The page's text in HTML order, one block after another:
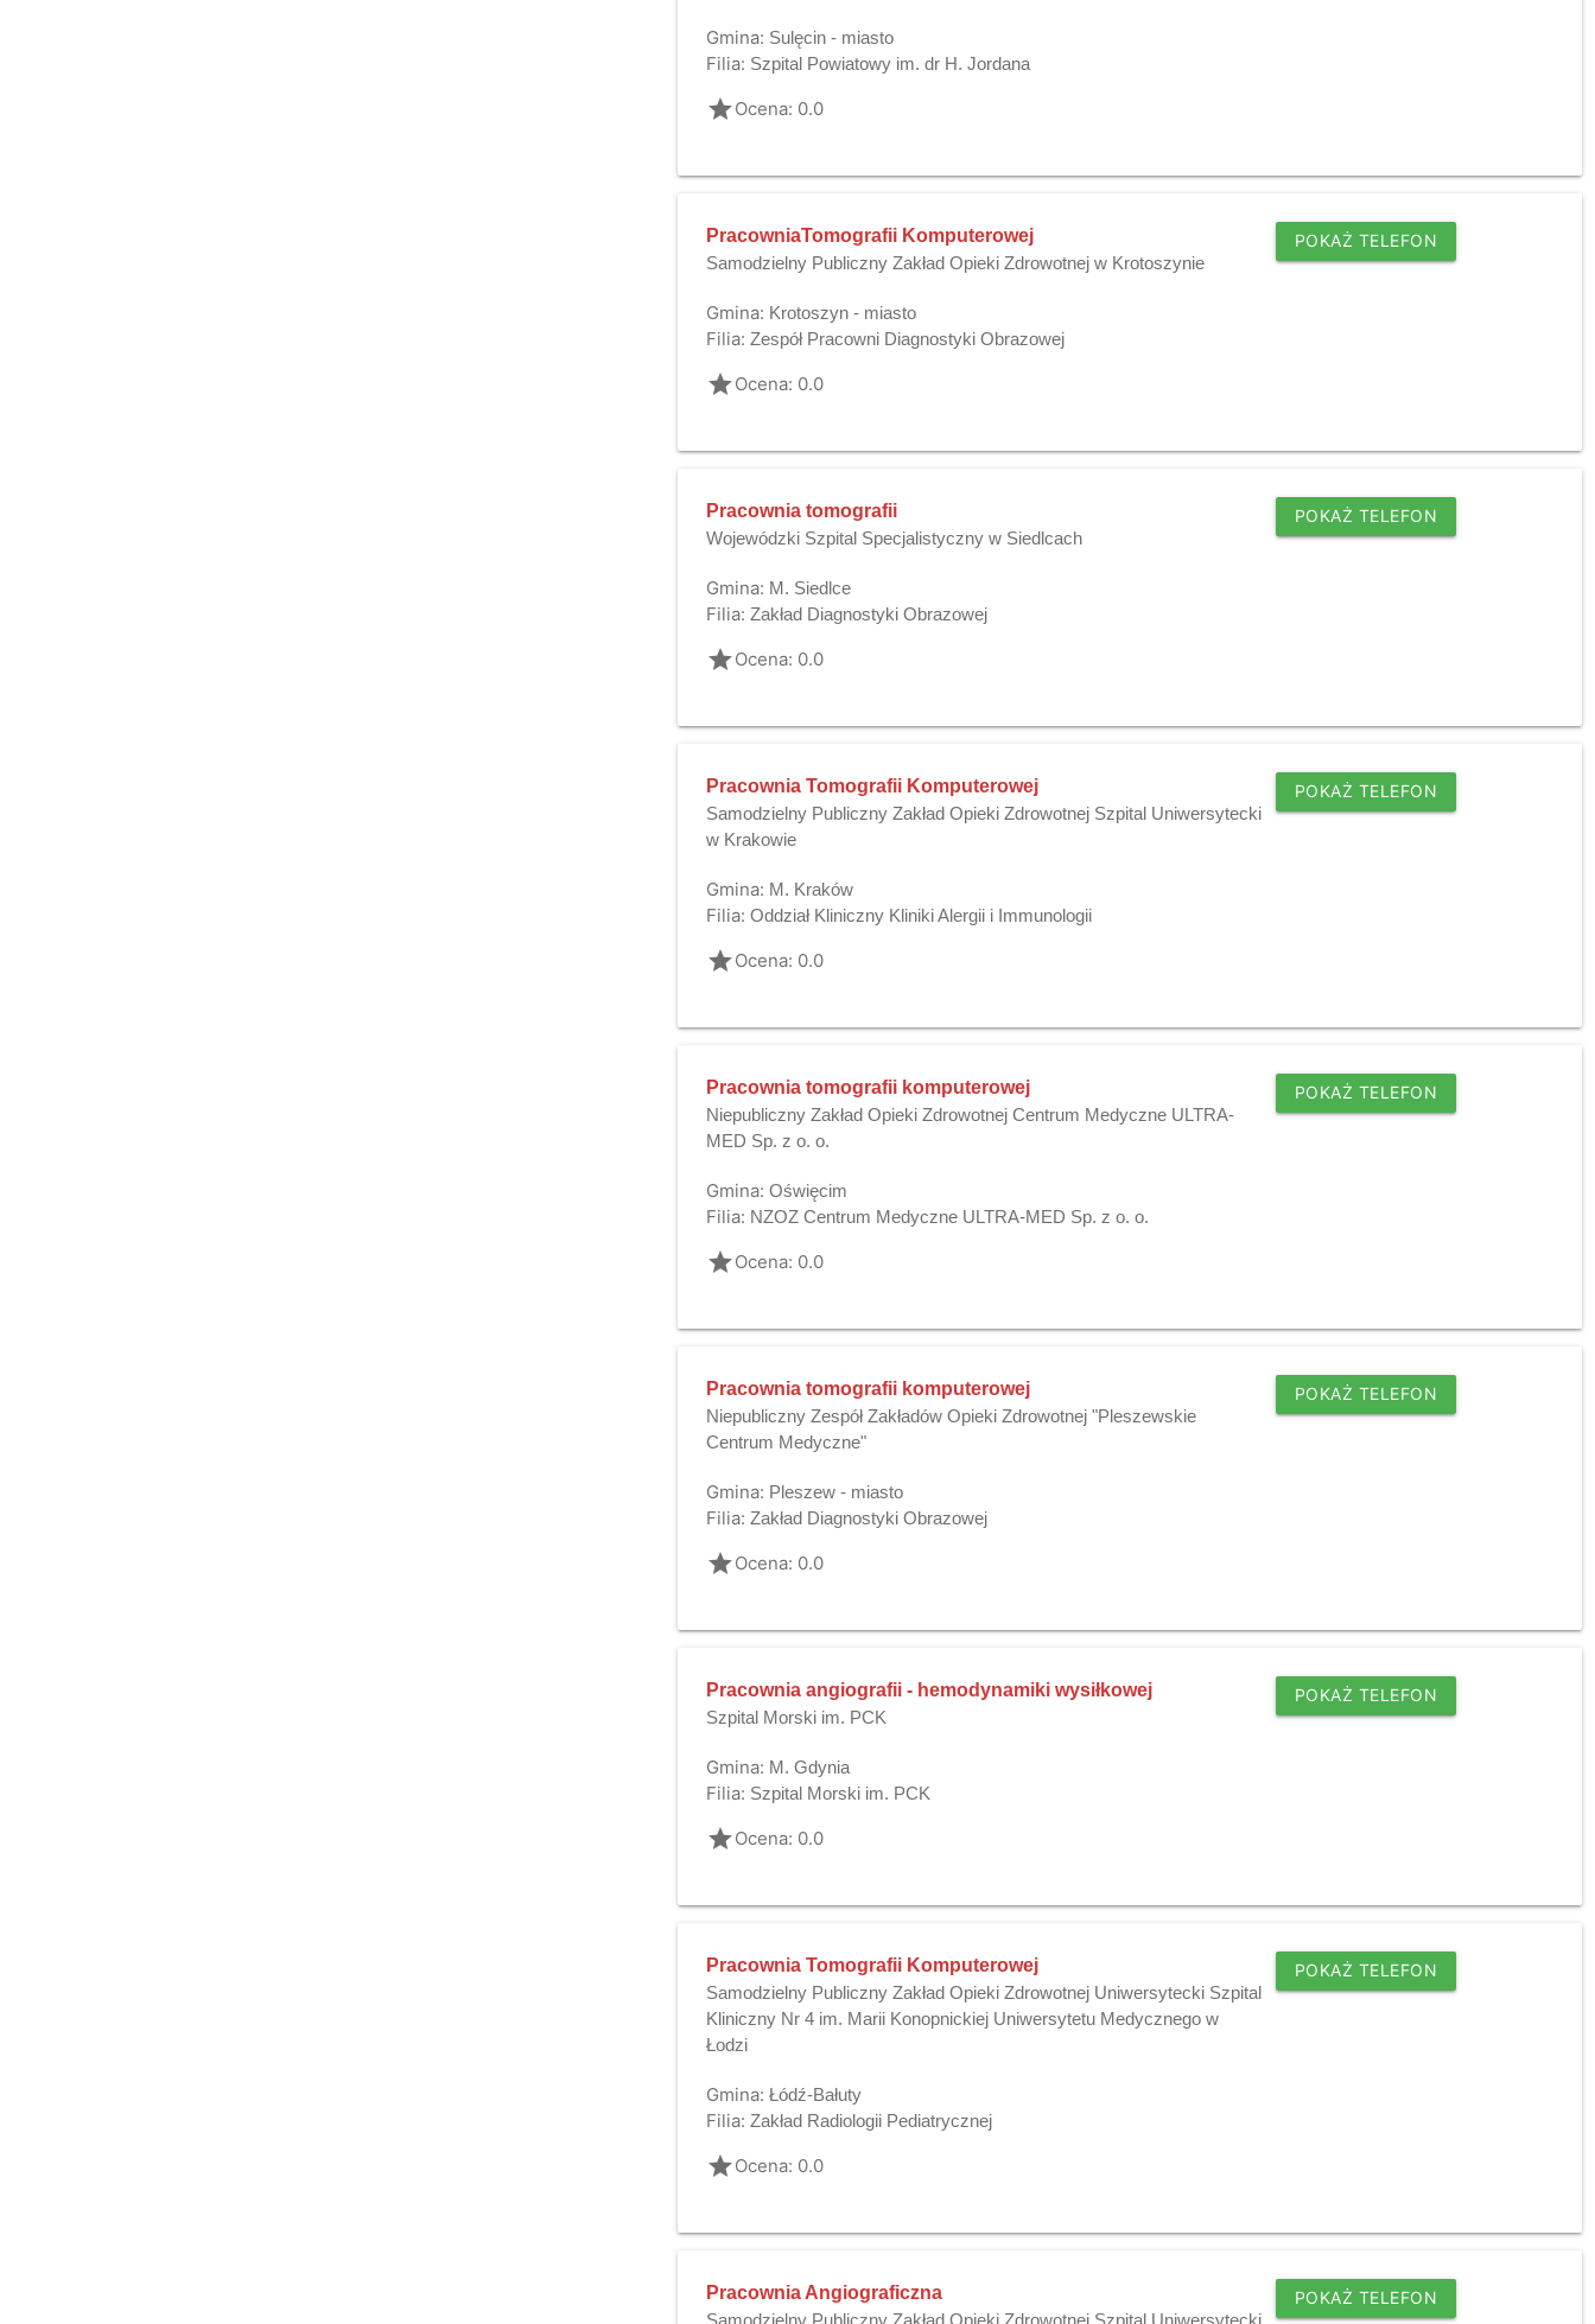
Gmina: Sulęcin - miasto
Filia: Szpital Powiatowy im. dr H. Jordana
gradeOcena: 0.0
PracowniaTomografii Komputerowej
Samodzielny Publiczny Zakład Opieki Zdrowotnej w Krotoszynie
POKAŻ TELEFON
Gmina: Krotoszyn - miasto
Filia: Zespół Pracowni Diagnostyki Obrazowej
gradeOcena: 0.0
Pracownia tomografii
Wojewódzki Szpital Specjalistyczny w Siedlcach
POKAŻ TELEFON
Gmina: M. Siedlce
Filia: Zakład Diagnostyki Obrazowej
gradeOcena: 0.0
Pracownia Tomografii Komputerowej
Samodzielny Publiczny Zakład Opieki Zdrowotnej Szpital Uniwersytecki
w Krakowie
POKAŻ TELEFON
Gmina: M. Kraków
Filia: Oddział Kliniczny Kliniki Alergii i Immunologii
gradeOcena: 0.0
Pracownia tomografii komputerowej
Niepubliczny Zakład Opieki Zdrowotnej Centrum Medyczne ULTRA-
MED Sp. z o. o.
POKAŻ TELEFON
Gmina: Oświęcim
Filia: NZOZ Centrum Medyczne ULTRA-MED Sp. z o. o.
gradeOcena: 0.0
Pracownia tomografii komputerowej
Niepubliczny Zespół Zakładów Opieki Zdrowotnej "Pleszewskie
Centrum Medyczne"
POKAŻ TELEFON
Gmina: Pleszew - miasto
Filia: Zakład Diagnostyki Obrazowej
gradeOcena: 0.0
Pracownia angiografii - hemodynamiki wysiłkowej
Szpital Morski im. PCK
POKAŻ TELEFON
Gmina: M. Gdynia
Filia: Szpital Morski im. PCK
gradeOcena: 0.0
Pracownia Tomografii Komputerowej
Samodzielny Publiczny Zakład Opieki Zdrowotnej Uniwersytecki Szpital
Kliniczny Nr 4 im. Marii Konopnickiej Uniwersytetu Medycznego w
Łodzi
POKAŻ TELEFON
Gmina: Łódź-Bałuty
Filia: Zakład Radiologii Pediatrycznej
gradeOcena: 0.0
Pracownia Angiograficzna
POKAŻ TELEFON